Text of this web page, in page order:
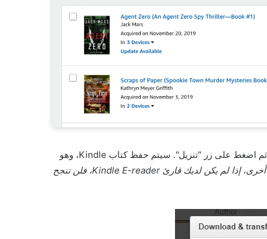
حدد قارئ الكتب الإلكترونية Kindle الخاص بك من القائمة المنسدلة. ثم اضغط على زر "تنزيل". سيتم حفظ كتاب Kindle، وهو
وبعبارة أخرى، إذا لم يكن لديك قارئ Kindle E-reader، فلن تنجح